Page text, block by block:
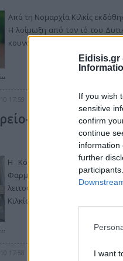
Eidisis.gr
If you wish
sensitive
confirm
continue
information
further
I want
Από τη Νομαρχία Κιλκίς
Η λοίμωξη από τον ιό του
κουνουπιού και προσβάλλει
17:59
Φαρμακείο
Η Κοινωφελής Δημοτική
Φαρμακευτικός Σύλλογος
λειτουργίας του
Κιλκίς, επί της οδού Σπάρτης 13.
17:58